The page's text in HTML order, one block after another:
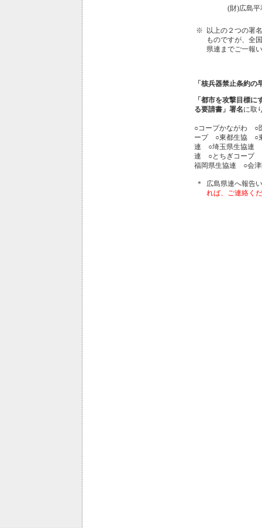
(財)広島
※
以上の２つの署
ものですが、全
県連までご一報
「核兵器禁止条約
「都市を攻撃目標
る要請書」署名に取
○コープかながわ ○
ープ ○東都生協 ○
連 ○埼玉県生協連
連 ○とちぎコープ
福岡県生協連 ○会
＊
広島県連へ報告
れば、ご連絡く